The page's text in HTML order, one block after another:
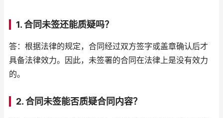
1. 合同未签还能质疑吗？
答：根据法律的规定，合同经过双方签字或盖章确认后才
具备法律效力。因此，未签署的合同在法律上是没有效力
的。
2. 合同未签能否质疑合同内容？